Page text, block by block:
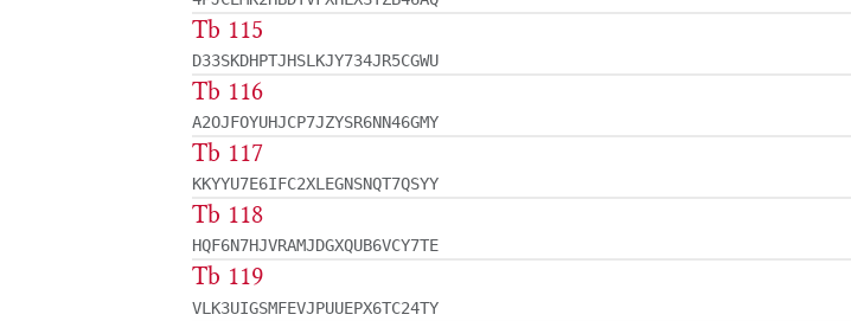
Tb 115
D33SKDHPTJHSLKJY734JR5CGWU
Tb 116
A2OJFOYUHJCP7JZYSR6NN46GMY
Tb 117
KKYYU7E6IFC2XLEGNSNQT7QSYY
Tb 118
HQF6N7HJVRAMJDGXQUB6VCY7TE
Tb 119
VLK3UIGSMFEVJPUUEPX6TC24TY